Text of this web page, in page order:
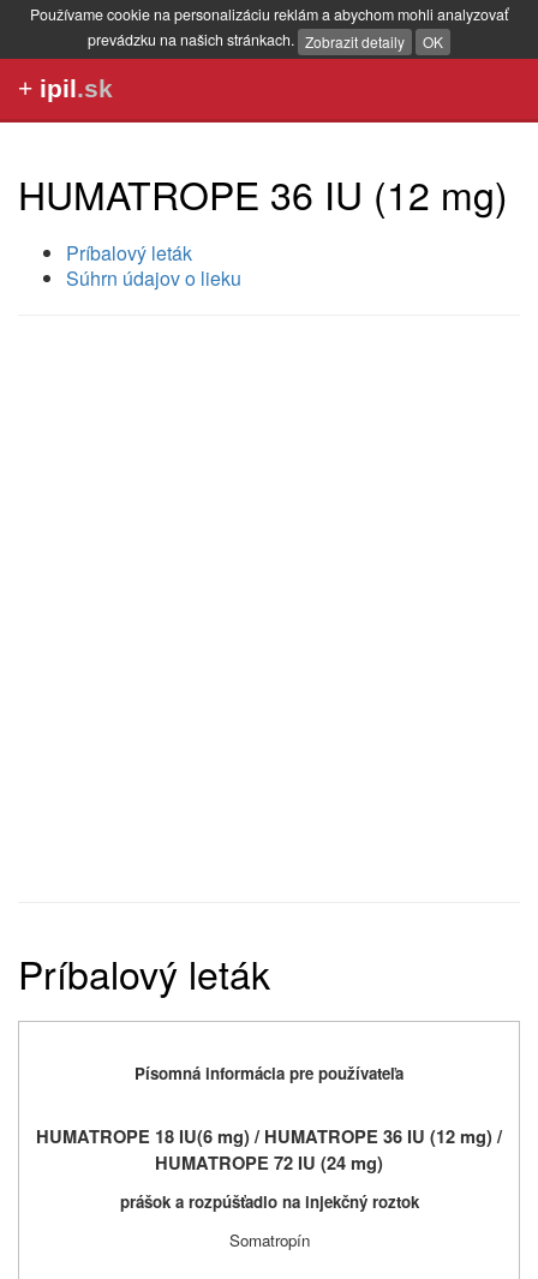
Používame cookie na personalizáciu reklám a abychom mohli analyzovať
prevádzku na našich stránkach. Zobrazit detaily OK
+ ipil.sk
HUMATROPE 36 IU (12 mg)
Príbalový leták
Súhrn údajov o lieku
Príbalový leták
Písomná informácia pre používateľa
HUMATROPE 18 IU(6 mg) / HUMATROPE 36 IU (12 mg) /
HUMATROPE 72 IU (24 mg)
prášok a rozpúšťadlo na injekčný roztok
Somatropín